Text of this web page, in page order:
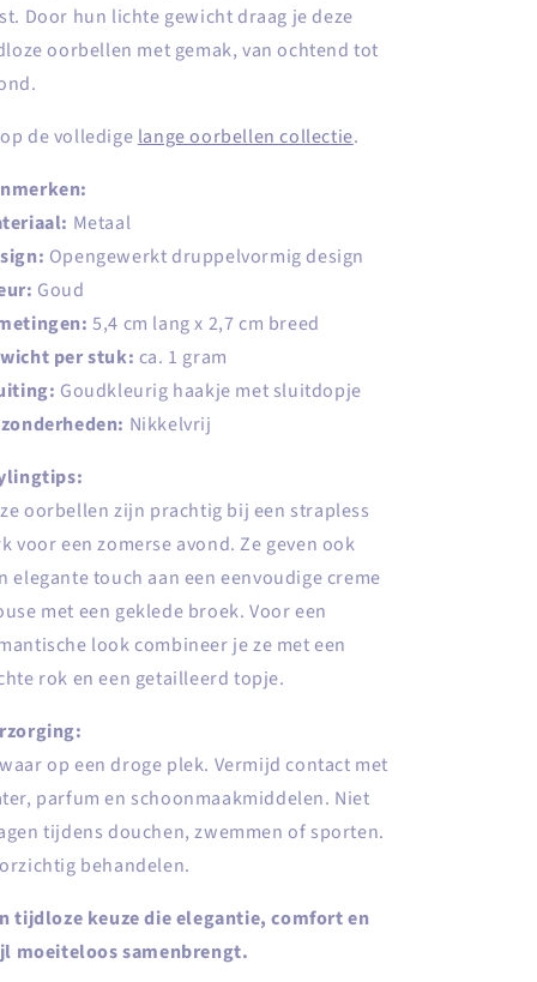
Door hun lichte gewicht draag je deze
oorbellen met gemak, van ochtend tot
de volledige lange oorbellen collectie.
Metaal
Opengewerkt druppelvormig design
Goud
5,4 cm lang x 2,7 cm breed
per stuk: ca. 1 gram
Goudkleurig haakje met sluitdopje
Nikkelvrij
oorbellen zijn prachtig bij een strapless
voor een zomerse avond. Ze geven ook
elegante touch aan een eenvoudige creme
met een geklede broek. Voor een
look combineer je ze met een
rok en een getailleerd topje.
op een droge plek. Vermijd contact met
parfum en schoonmaakmiddelen. Niet
tijdens douchen, zwemmen of sporten.
behandelen.
tijdloze keuze die elegantie, comfort en
moeiteloos samenbrengt.